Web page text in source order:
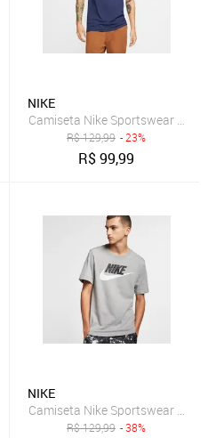
NIKE
Camiseta Nike Sportswear Club
R$129,99 - 23%
R$99,99
NIKE
Camiseta Nike Sportswear Tee
R$129,99 - 38%